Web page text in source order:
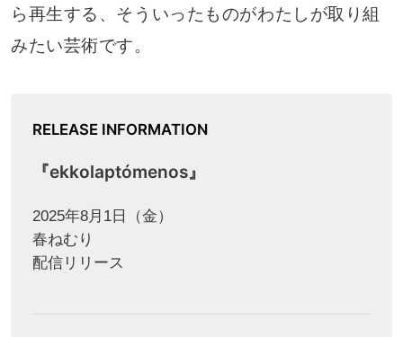
ら再生する、そういったものがわたしが取り組
みたい芸術です。
RELEASE INFORMATION
『ekkolaptómenos』
2025年8月1日（金）
春ねむり
配信リリース